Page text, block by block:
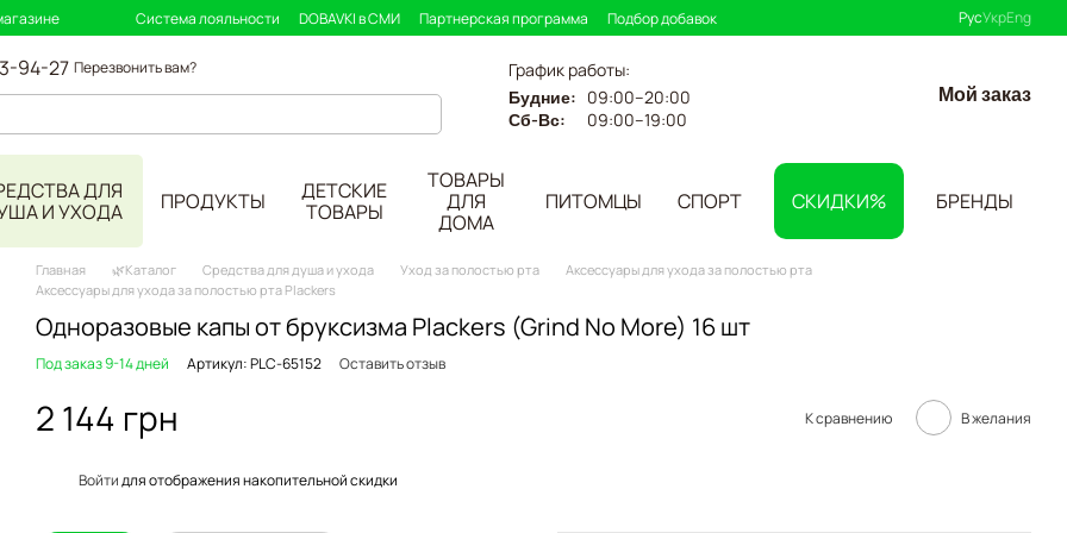
Система лояльности DOBAVKI в СМИ Партнерская программа Подбор добавок РусУкрEng
94-27 Перезвонить вам?
График работы:
Будние: 09:00–20:00
Сб-Вс:
09:00–19:00
Мой заказ
ДЛЯ
И УХОДА
ПРОДУКТЫ
ДЕТСКИЕ
ТОВАРЫ
ТОВАРЫ
ДЛЯ
ДОМА
ПИТОМЦЫ СПОРТ СКИДКИ% БРЕНДЫ
Главная 🌿Каталог Средства для душа и ухода Уход за полостью рта
Аксессуары для ухода за полостью рта
Аксессуары для ухода за полостью рта Plackers
Одноразовые капы от бруксизма Plackers (Grind No More) 16 шт
Под заказ 9-14 дней Артикул: PLC-65152 Оставить отзыв
2 144 грн К сравнению В желания
Войтидля отображения накопительной скидки